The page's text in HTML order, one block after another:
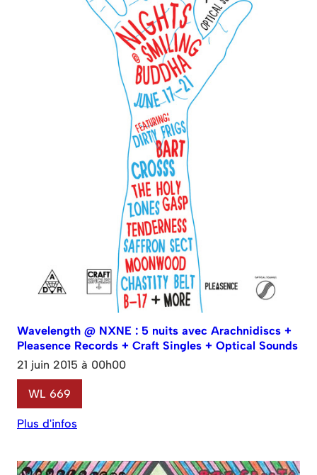
Wavelength @ NXNE : 5 nuits avec Arachnidiscs +
Pleasence Records + Craft Singles + Optical Sounds
21 juin 2015 à 00h00
WL 669
Plus d'infos